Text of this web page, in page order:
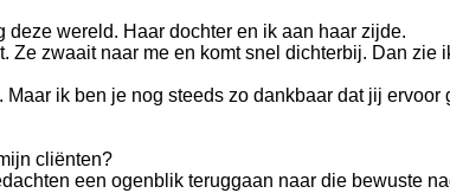
wereld. Haar dochter en ik aan haar zijde.
zwaait naar me en komt snel dichterbij. Dan zie
ik ben je nog steeds zo dankbaar dat jij
cliënten?
een ogenblik teruggaan naar die bewuste